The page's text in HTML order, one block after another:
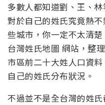
多數人都知道劉、王、
對於自己的姓氏究竟熱
些城市，你一定不太清
台灣姓氏地圖 網站，整
市區前二十大姓人口資
自己的姓氏分布狀況。
不過並不是全台灣的姓